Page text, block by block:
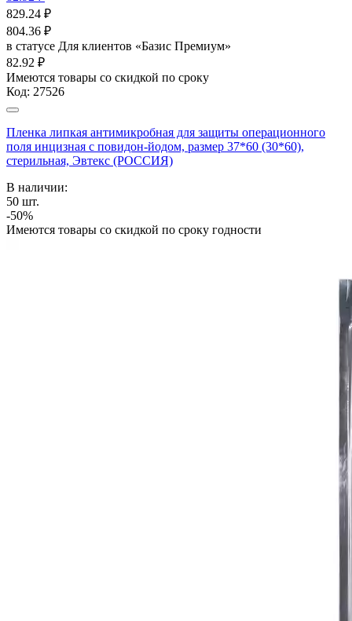
829.24 ₽
804.36 ₽
в статусе Для клиентов «Базис Премиум»
82.92 ₽
Имеются товары со скидкой по сроку
Код: 27526
Пленка липкая антимикробная для защиты операционного
поля инцизная с повидон-йодом, размер 37*60 (30*60),
стерильная, Эвтекс (РОССИЯ)
В наличии:
50 шт.
-50%
Имеются товары со скидкой по сроку годности